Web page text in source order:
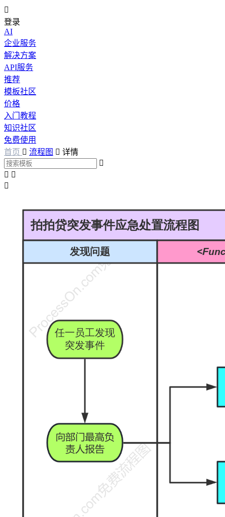

登录
AI
企业服务
解决方案
API服务
推荐
模板社区
价格
入门教程
知识社区
免费使用
首页  流程图  详情

 
